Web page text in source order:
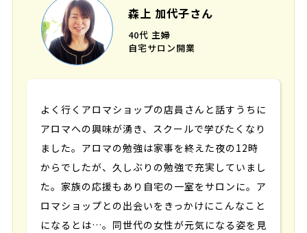
森上 加代子さん
40代 主婦
自宅サロン開業
よく行くアロマショップの店員さんと話すうちに
アロマへの興味が湧き、スクールで学びたくなり
ました。アロマの勉強は家事を終えた夜の12時
からでしたが、久しぶりの勉強で充実していまし
た。家族の応援もあり自宅の一室をサロンに。ア
ロマショップとの出会いをきっかけにこんなこと
になるとは…。同世代の女性が元気になる姿を見